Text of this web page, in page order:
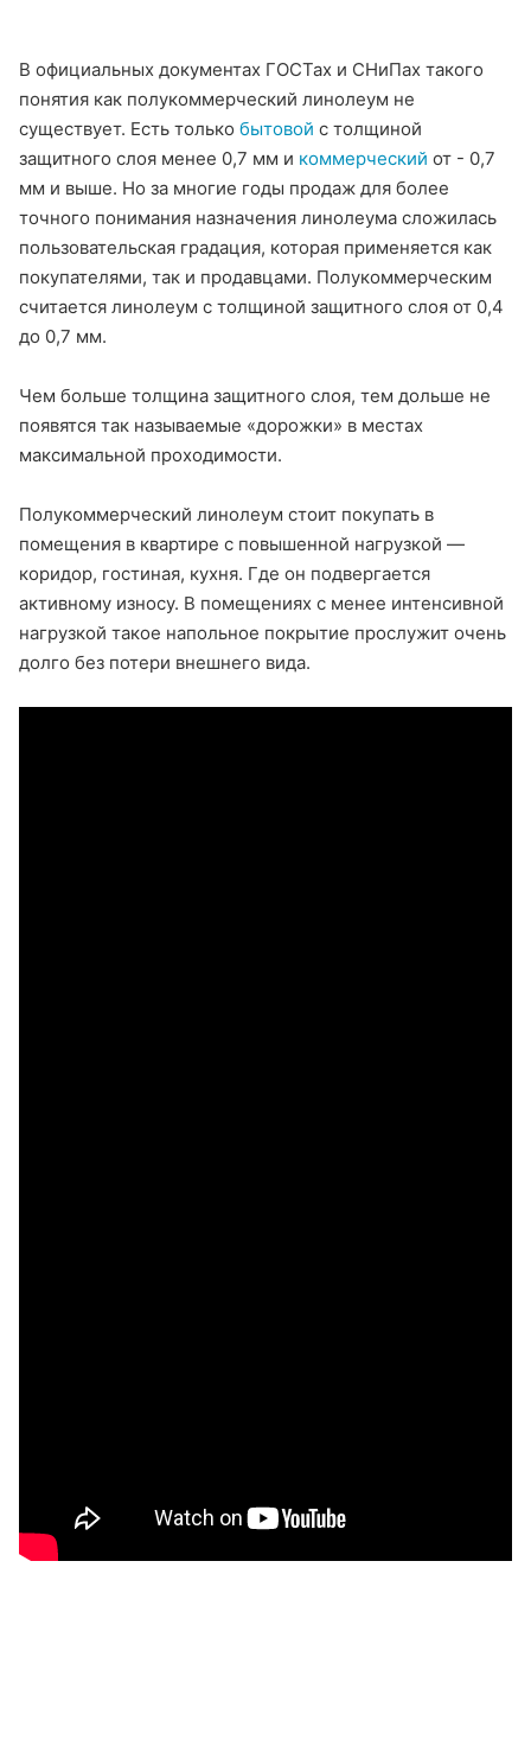
В официальных документах ГОСТах и СНиПах такого
понятия как полукоммерческий линолеум не
существует. Есть только бытовой с толщиной
защитного слоя менее 0,7 мм и коммерческий от - 0,7
мм и выше. Но за многие годы продаж для более
точного понимания назначения линолеума сложилась
пользовательская градация, которая применяется как
покупателями, так и продавцами. Полукоммерческим
считается линолеум с толщиной защитного слоя от 0,4
до 0,7 мм.
Чем больше толщина защитного слоя, тем дольше не
появятся так называемые «дорожки» в местах
максимальной проходимости.
Полукоммерческий линолеум стоит покупать в
помещения в квартире с повышенной нагрузкой —
коридор, гостиная, кухня. Где он подвергается
активному износу. В помещениях с менее интенсивной
нагрузкой такое напольное покрытие прослужит очень
долго без потери внешнего вида.